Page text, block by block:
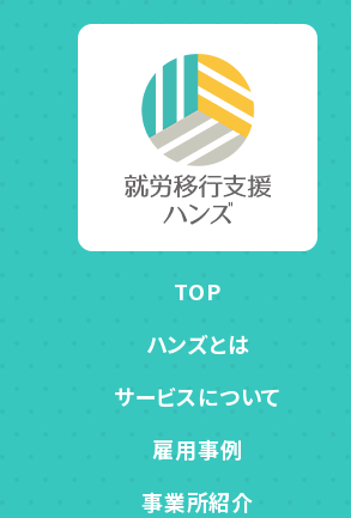
TOP
ハンズとは
サービスについて
雇用事例
事業所紹介